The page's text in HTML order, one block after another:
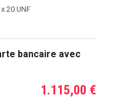
20 UNF
bancaire avec
1.115,00 €